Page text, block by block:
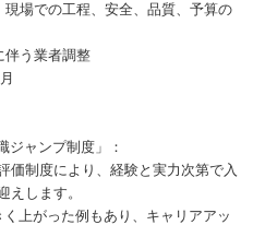
場での工程、安全、品質、予算の
伴う業者調整
ジャンプ制度」：
価制度により、経験と実力次第で入
えします。
上がった例もあり、キャリアアッ